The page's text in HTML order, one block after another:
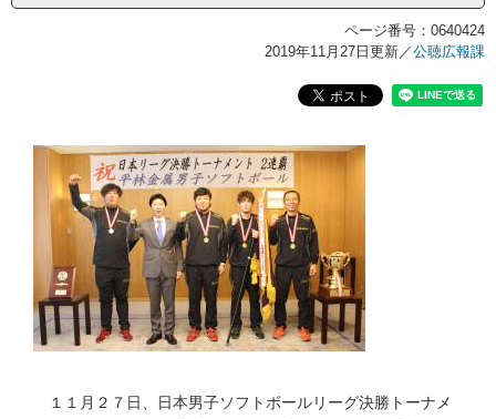
ページ番号：0640424
2019年11月27日更新／公聴広報課
１１月２７日、日本男子ソフトボールリーグ決勝トーナメ